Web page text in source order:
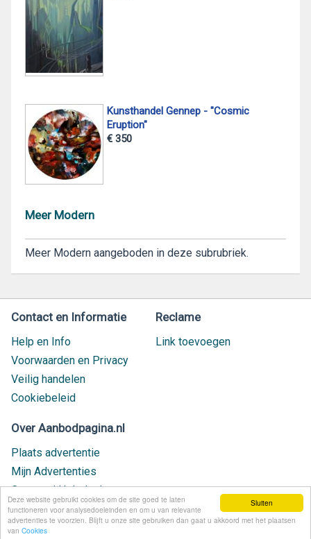
Sluiten
Deze website gebruikt cookies om de site goed te laten
functioneren voor analysedoeleinden en om u van relevante
advertenties te voorzien. Blijft u onze site gebruiken dan gaat u akkoord met het plaatsen
van Cookies
Kunsthandel Gennep - "Cosmic
Eruption"
€ 350
Meer Modern
Meer Modern aangeboden in deze subrubriek.
Contact en Informatie
Help en Info
Voorwaarden en Privacy
Veilig handelen
Cookiebeleid
Reclame
Link toevoegen
Over Aanbodpagina.nl
Plaats advertentie
Mijn Advertenties
Contact / Helpdesk
Nieuw geplaatst